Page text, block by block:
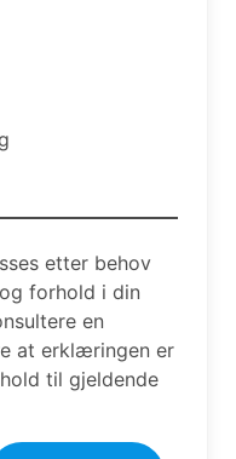
etter behov
forhold i din
en
at erklæringen er
til gjeldende